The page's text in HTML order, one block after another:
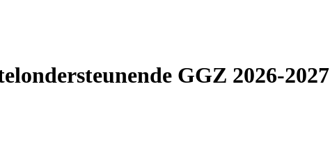
GGZ 2026-2027